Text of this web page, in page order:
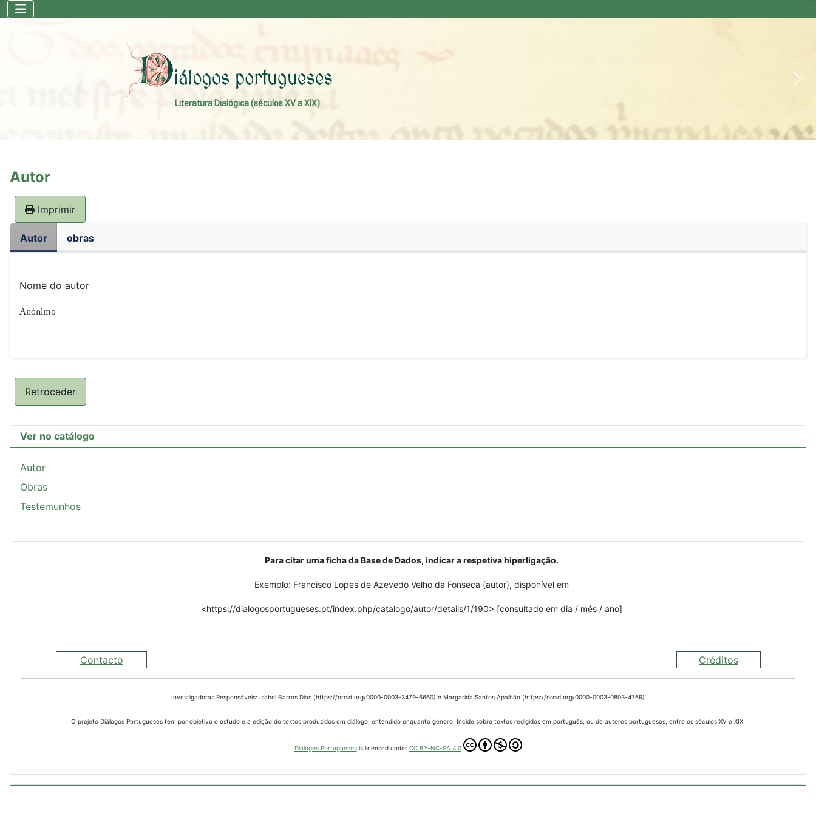
Literatura Dialógica (séculos XV a XIX)
Autor
Imprimir
Autor obras
Nome do autor
Anónimo
Retroceder
Ver no catálogo
Autor
Obras
Testemunhos
Para citar uma ficha da Base de Dados, indicar a respetiva hiperligação.
Exemplo: Francisco Lopes de Azevedo Velho da Fonseca (autor), disponível em
<https://dialogosportugueses.pt/index.php/catalogo/autor/details/1/190> [consultado em dia / mês / ano]
Contacto Créditos
Investigadoras Responsáveis: Isabel Barros Dias (https://orcid.org/0000-0003-3479-6660) e Margarida Santos Apalhão (https://orcid.org/0000-0003-0803-4769)
O projeto Diálogos Portugueses tem por objetivo o estudo e a edição de textos produzidos em diálogo, entendido enquanto género. Incide sobre textos redigidos em português, ou de autores portugueses, entre os séculos XV e XIX.
Diálogos Portuguesesis licensed under CC BY-NC-SA 4.0